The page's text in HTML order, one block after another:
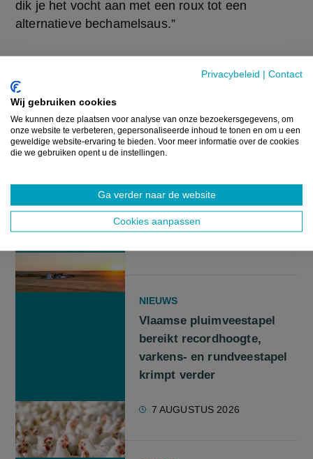
Privacybeleid | Contact
Wij gebruiken cookies
We kunnen deze plaatsen voor analyse van onze bezoekersgegevens, om
onze website te verbeteren, gepersonaliseerde inhoud te tonen en om u een
geweldige website-ervaring te bieden. Voor meer informatie over de cookies
die we gebruiken opent u de instellingen.
Ga verder naar de website
Cookies aanpassen
dik je het vocht aan met een roux tot een
alternatieve bechamelsaus.”
NIEUWS
veren opnieuw op door
hitte
NIEUWS
Vlaamse pluimveestapel
bereikt recordhoogte,
varkens- en rundveestapel
krimpt verder
7 AUGUSTUS 2026